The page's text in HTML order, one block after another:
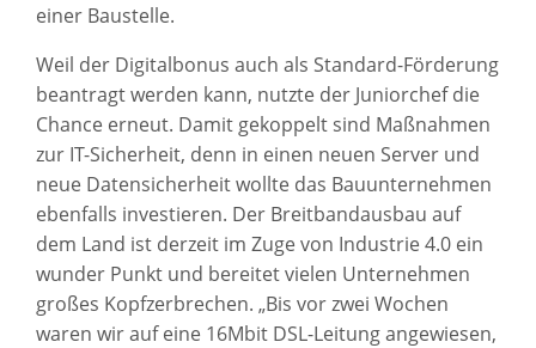
einer Baustelle.
Weil der Digitalbonus auch als Standard-Förderung
beantragt werden kann, nutzte der Juniorchef die
Chance erneut. Damit gekoppelt sind Maßnahmen
zur IT-Sicherheit, denn in einen neuen Server und
neue Datensicherheit wollte das Bauunternehmen
ebenfalls investieren. Der Breitbandausbau auf
dem Land ist derzeit im Zuge von Industrie 4.0 ein
wunder Punkt und bereitet vielen Unternehmen
großes Kopfzerbrechen. „Bis vor zwei Wochen
waren wir auf eine 16Mbit DSL-Leitung angewiesen,